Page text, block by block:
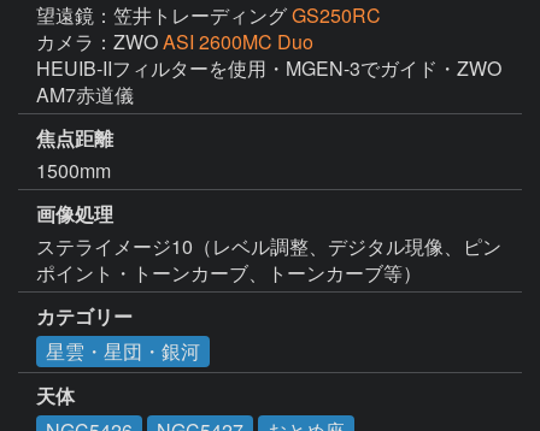
望遠鏡：笠井トレーディングGS250RC
カメラ：ZWOASI 2600MC Duo
HEUIB-IIフィルターを使用・MGEN-3でガイド・ZWO
焦点距離
1500mm
画像処理
ステライメージ10（レベル調整、デジタル現像、ピン
ポイント・トーンカーブ、トーンカーブ等）
カテゴリー
星雲・星団・銀河
天体